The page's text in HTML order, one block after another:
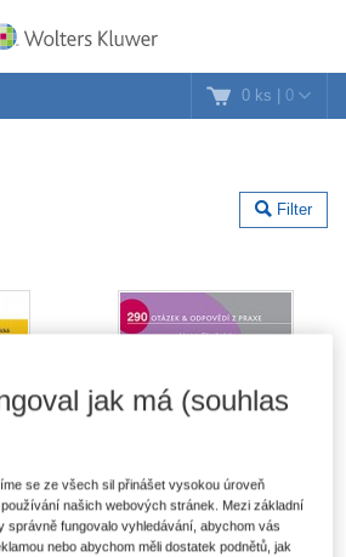
0 ks | 0
Filter
jak má (souhlas
se ze všech sil přinášet vysokou úroveň
našich webových stránek. Mezi základní
správně fungovalo vyhledávání, abychom vás
nebo abychom měli dostatek podnětů, jak